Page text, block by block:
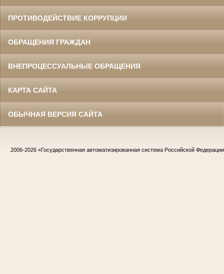
ПРОТИВОДЕЙСТВИЕ КОРРУПЦИИ
ОБРАЩЕНИЯ ГРАЖДАН
ВНЕПРОЦЕССУАЛЬНЫЕ ОБРАЩЕНИЯ
КАРТА САЙТА
ОБЫЧНАЯ ВЕРСИЯ САЙТА
2006-2026 «Государственная автоматизированная система Российской